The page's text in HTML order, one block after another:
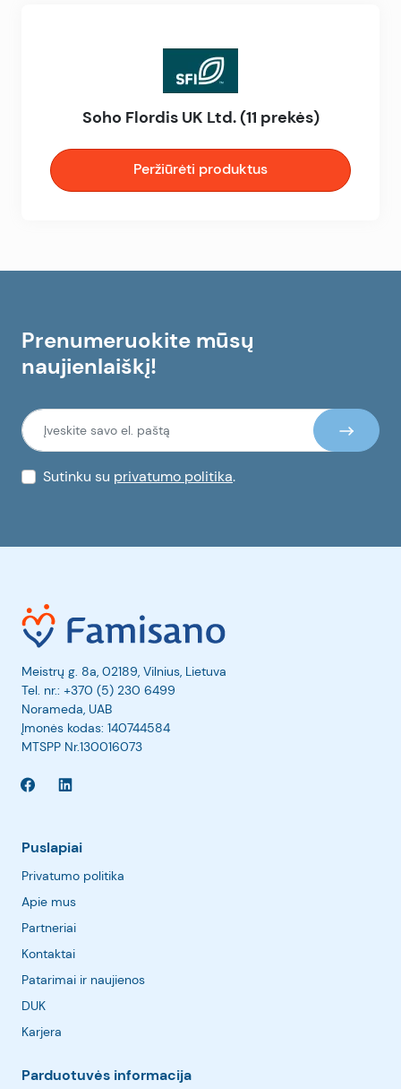
Soho Flordis UK Ltd. (11 prekės)
Peržiūrėti produktus
Prenumeruokite mūsų
naujienlaiškį!
Sutinku su privatumo politika.
Meistrų g. 8a, 02189, Vilnius, Lietuva
Tel. nr.: +370 (5) 230 6499
Norameda, UAB
Įmonės kodas: 140744584
MTSPP Nr.130016073
Puslapiai
Privatumo politika
Apie mus
Partneriai
Kontaktai
Patarimai ir naujienos
DUK
Karjera
Parduotuvės informacija